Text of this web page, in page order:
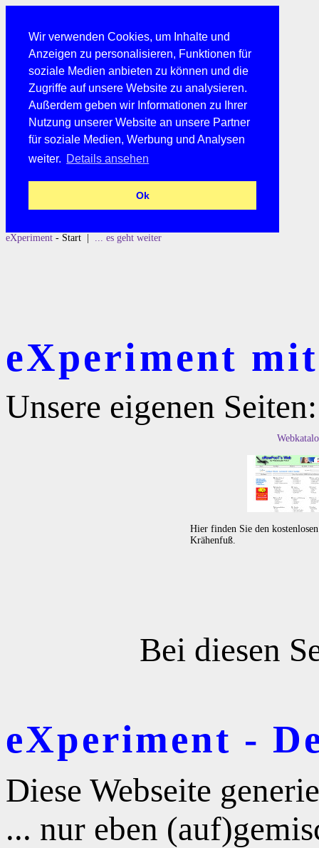
Wir verwenden Cookies, um Inhalte und
Anzeigen zu personalisieren, Funktionen für
soziale Medien anbieten zu können und die
Zugriffe auf unsere Website zu analysieren.
Außerdem geben wir Informationen zu Ihrer
Nutzung unserer Website an unsere Partner
für soziale Medien, Werbung und Analysen
weiter. Details ansehen
Ok
eXperiment - Start | ... es geht weiter
eXperiment
Unsere eigenen Seiten:
Hier finden Sie den
Krähenfuß.
Bei diesen
eXperiment -
Diese Webseite
... nur eben